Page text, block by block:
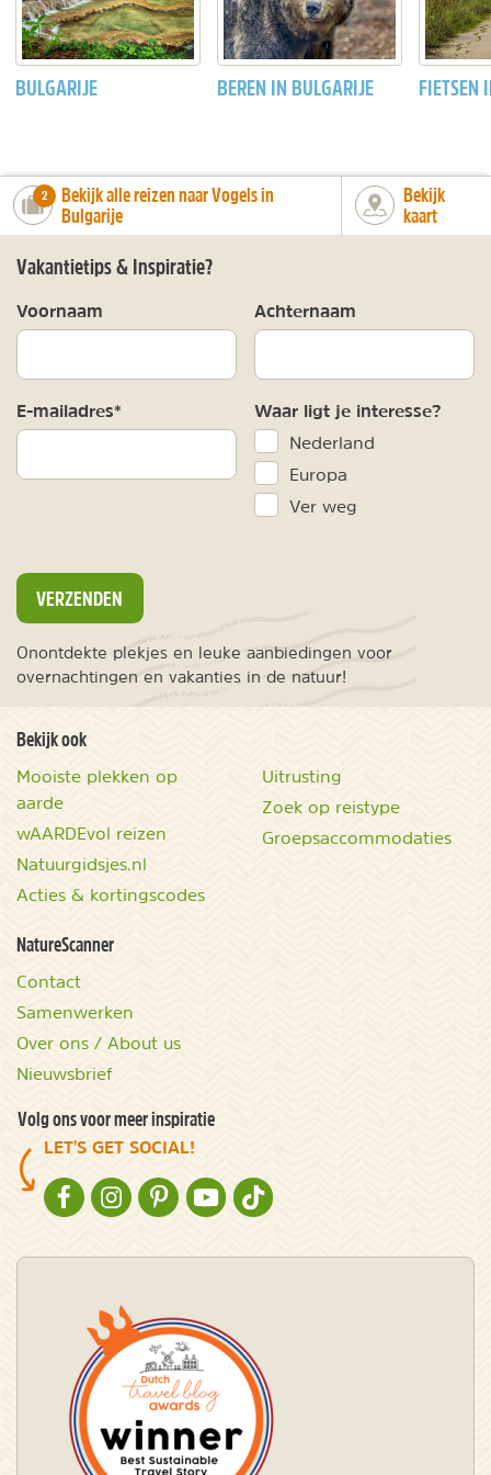
BULGARIJE BEREN IN BULGARIJE FIETSEN
number_of_trips:
2
Bekijk alle reizen naar Vogels in
Bulgarije
Bekijk
kaart
Vakantietips & Inspiratie?
Voornaam Achternaam
E-mailadres* Waar ligt je interesse?
Nederland
Europa
Ver weg
VERZENDEN
Onontdekte plekjes en leuke aanbiedingen voor
overnachtingen en vakanties in de natuur!
Bekijk ook
Mooiste plekken op
aarde
wAARDEvol reizen
Natuurgidsjes.nl
Acties & kortingscodes
Uitrusting
Zoek op reistype
Groepsaccommodaties
NatureScanner
Contact
Samenwerken
Over ons / About us
Nieuwsbrief
Volg ons voor meer inspiratie
LET'S GET SOCIAL!
NATURESCANNER OP FACEBOOK
NATURESCANNER OP INSTAGRAM
NATURESCANNER OP PINTEREST
NATURESCANNER OP YOUTUBE
NATURESCANNER OP TIKTOK